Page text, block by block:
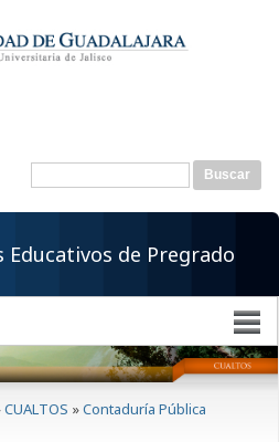
Formulario de
Buscar
de Pregrado
CUALTOS »Contaduría Pública